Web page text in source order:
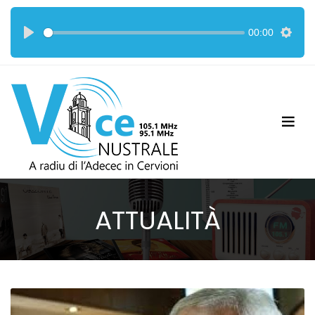
00:00
ATTUALITÀ